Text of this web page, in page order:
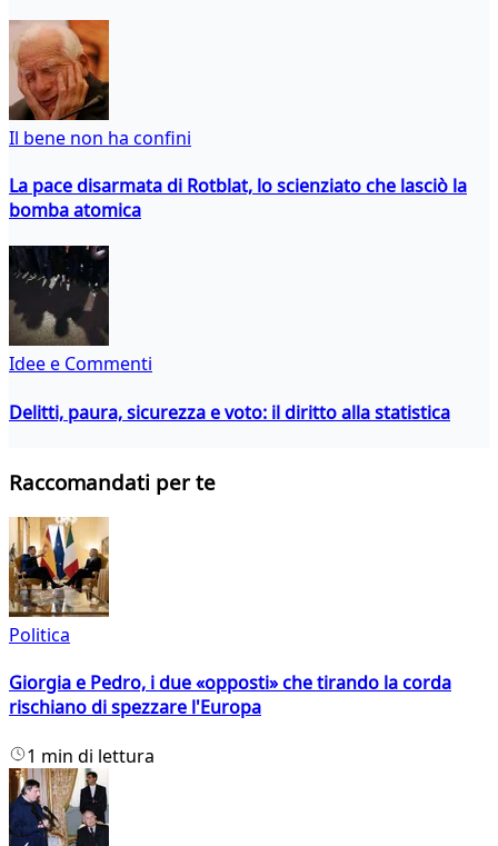
Il bene non ha confini
La pace disarmata di Rotblat, lo scienziato che lasciò la
bomba atomica
Idee e Commenti
Delitti, paura, sicurezza e voto: il diritto alla statistica
Raccomandati per te
Politica
Giorgia e Pedro, i due «opposti» che tirando la corda
rischiano di spezzare l'Europa
1 min di lettura